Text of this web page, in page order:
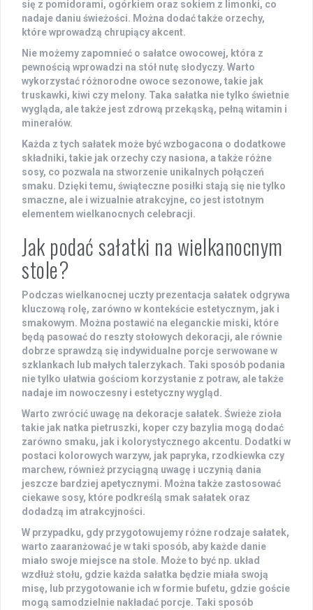
się z pomidorami, ogórkiem oraz sokiem z limonki, co
nadaje daniu świeżości. Można dodać także orzechy,
które wprowadzą chrupiący akcent.
Nie możemy zapomnieć o sałatce owocowej, która z
pewnością wprowadzi na stół nutę słodyczy. Warto
wykorzystać różnorodne owoce sezonowe, takie jak
truskawki, kiwi czy melony. Taka sałatka nie tylko świetnie
wygląda, ale także jest zdrową przekąską, pełną witamin i
minerałów.
Każda z tych sałatek może być wzbogacona o dodatkowe
składniki, takie jak orzechy czy nasiona, a także różne
sosy, co pozwala na stworzenie unikalnych połączeń
smaku. Dzięki temu, świąteczne posiłki stają się nie tylko
smaczne, ale i wizualnie atrakcyjne, co jest istotnym
elementem wielkanocnych celebracji.
Jak podać sałatki na wielkanocnym
stole?
Podczas wielkanocnej uczty prezentacja sałatek odgrywa
kluczową rolę, zarówno w kontekście estetycznym, jak i
smakowym. Można postawić na eleganckie miski, które
będą pasować do reszty stołowych dekoracji, ale równie
dobrze sprawdzą się indywidualne porcje serwowane w
szklankach lub małych talerzykach. Taki sposób podania
nie tylko ułatwia gościom korzystanie z potraw, ale także
nadaje im nowoczesny i estetyczny wygląd.
Warto zwrócić uwagę na dekoracje sałatek. Świeże zioła
takie jak natka pietruszki, koper czy bazylia mogą dodać
zarówno smaku, jak i kolorystycznego akcentu. Dodatki w
postaci kolorowych warzyw, jak papryka, rzodkiewka czy
marchew, również przyciągną uwagę i uczynią dania
jeszcze bardziej apetycznymi. Można także zastosować
ciekawe sosy, które podkreślą smak sałatek oraz
dodadzą im atrakcyjności.
W przypadku, gdy przygotowujemy różne rodzaje sałatek,
warto zaaranżować je w taki sposób, aby każde danie
miało swoje miejsce na stole. Może to być np. układ
wzdłuż stołu, gdzie każda sałatka będzie miała swoją
misę, lub przygotowanie ich w formie bufetu, gdzie goście
mogą samodzielnie nakładać porcje. Taki sposób